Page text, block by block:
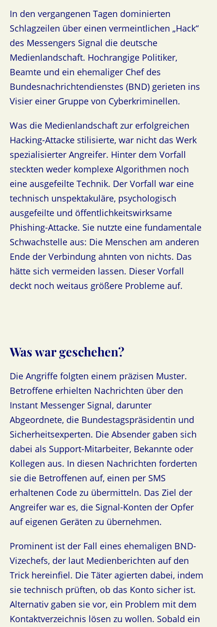
In den vergangenen Tagen dominierten
Schlagzeilen über einen vermeintlichen „Hack“
des Messengers Signal die deutsche
Medienlandschaft. Hochrangige Politiker,
Beamte und ein ehemaliger Chef des
Bundesnachrichtendienstes (BND) gerieten ins
Visier einer Gruppe von Cyberkriminellen.
Was die Medienlandschaft zur erfolgreichen
Hacking-Attacke stilisierte, war nicht das Werk
spezialisierter Angreifer. Hinter dem Vorfall
steckten weder komplexe Algorithmen noch
eine ausgefeilte Technik. Der Vorfall war eine
technisch unspektakuläre, psychologisch
ausgefeilte und öffentlichkeitswirksame
Phishing-Attacke. Sie nutzte eine fundamentale
Schwachstelle aus: Die Menschen am anderen
Ende der Verbindung ahnten von nichts. Das
hätte sich vermeiden lassen. Dieser Vorfall
deckt noch weitaus größere Probleme auf.
Was war geschehen?
Die Angriffe folgten einem präzisen Muster.
Betroffene erhielten Nachrichten über den
Instant Messenger Signal, darunter
Abgeordnete, die Bundestagspräsidentin und
Sicherheitsexperten. Die Absender gaben sich
dabei als Support-Mitarbeiter, Bekannte oder
Kollegen aus. In diesen Nachrichten forderten
sie die Betroffenen auf, einen per SMS
erhaltenen Code zu übermitteln. Das Ziel der
Angreifer war es, die Signal-Konten der Opfer
auf eigenen Geräten zu übernehmen.
Prominent ist der Fall eines ehemaligen BND-
Vizechefs, der laut Medienberichten auf den
Trick hereinfiel. Die Täter agierten dabei, indem
sie technisch prüften, ob das Konto sicher ist.
Alternativ gaben sie vor, ein Problem mit dem
Kontaktverzeichnis lösen zu wollen. Sobald ein